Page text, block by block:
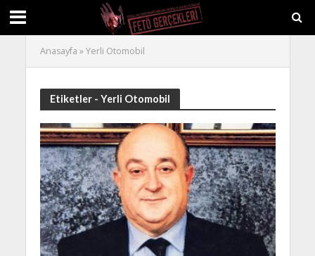
Anasayfa »Yerli Otomobil
Etiketler - Yerli Otomobil